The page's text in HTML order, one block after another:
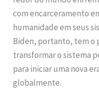
com encarceramento
humanidade em seus
Biden, portanto, tem o
transformar o sistema
para iniciar uma nova
globalmente.